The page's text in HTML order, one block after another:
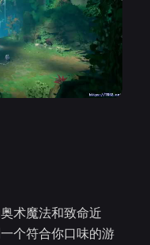
术魔法和致命近
个符合你口味的游